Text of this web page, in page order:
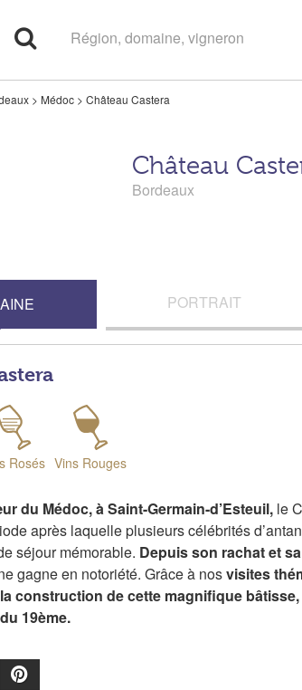
> Médoc > Château Castera
Château
Bordeaux
PORTRAIT
Rosés Vins Rouges
du Médoc, à Saint-Germain-d’Esteuil, le
après laquelle plusieurs célébrités
séjour mémorable. Depuis son rachat et
gagne en notoriété. Grâce à nosvisites
construction de cette magnifique
19ème.